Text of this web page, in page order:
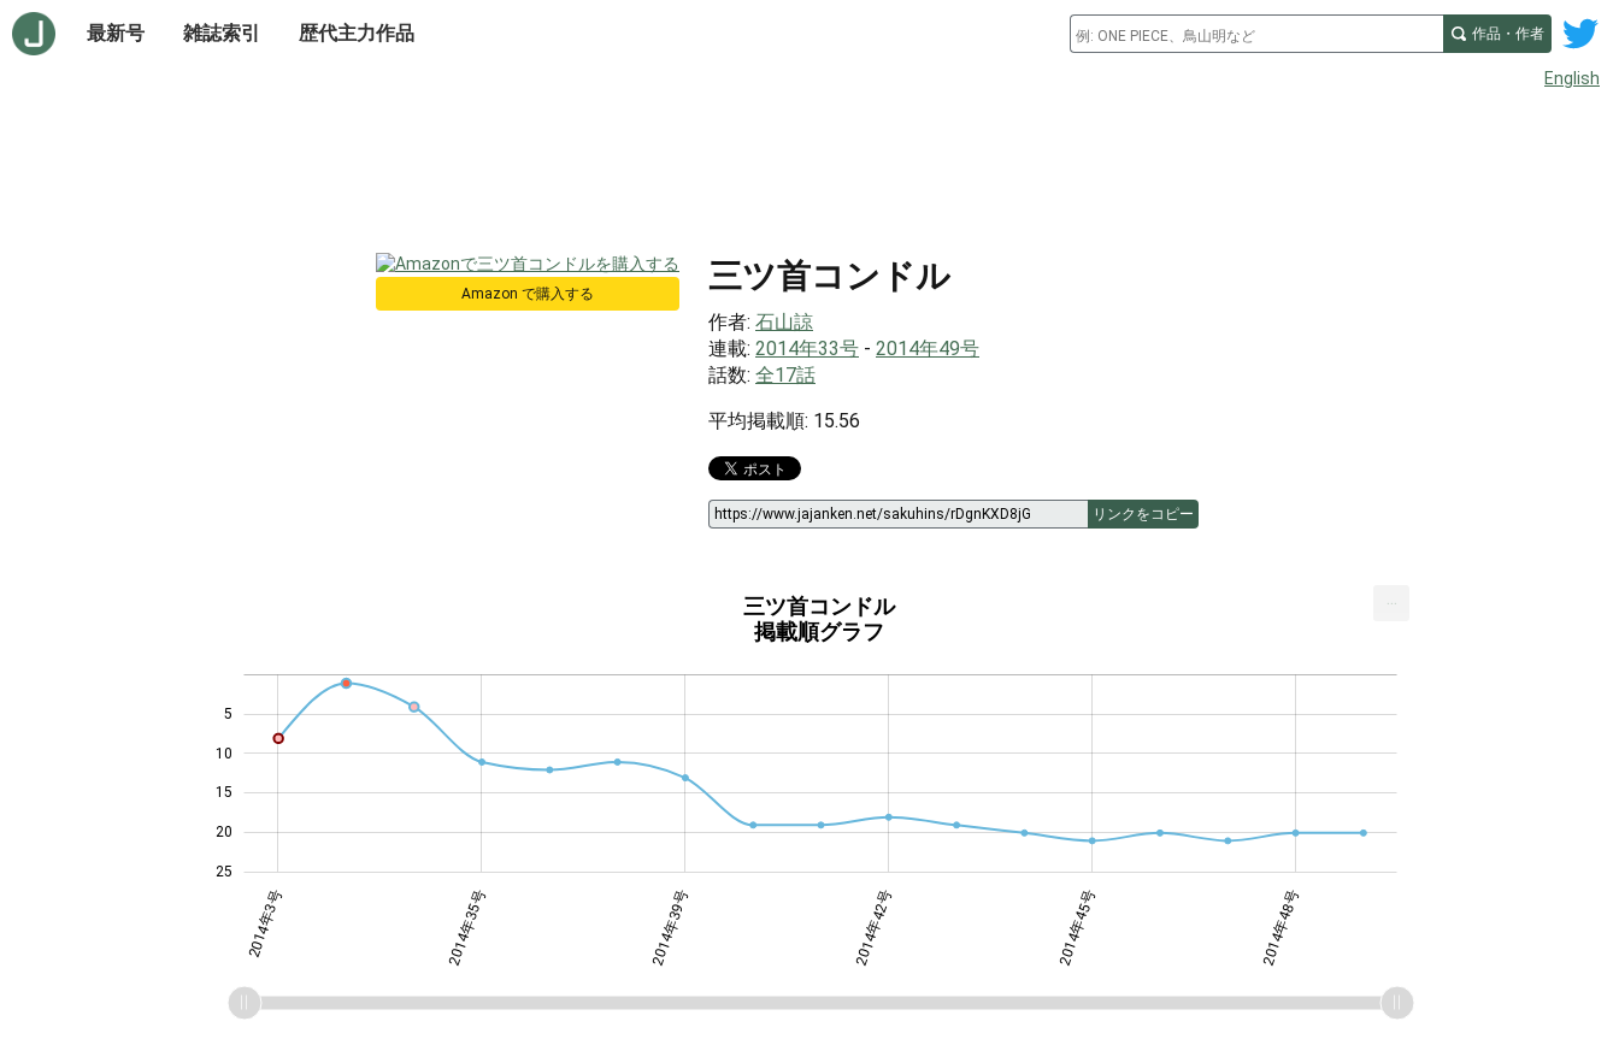
最新号 雑誌索引 歴代主力作品 作品・作者
English
Amazon で購入する 三ツ首コンドル
作者: 石山諒
連載: 2014年33号 - 2014年49号
話数: 全17話
平均掲載順: 15.56
リンクをコピー
三ツ首コンドル
掲載順グラフ
10
25
20
15
5
2014年3号 2014年35号 2014年39号 2014年42号 2014年45号 2014年48号
...